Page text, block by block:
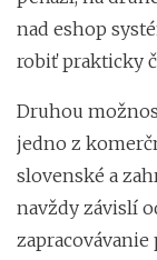
nad eshop
robiť prakticky
Druhou
jedno z
slovenské a
navždy závislí